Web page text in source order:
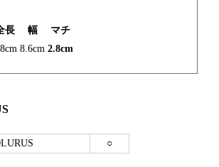
長 幅
マチ
8.6cm 2.8cm